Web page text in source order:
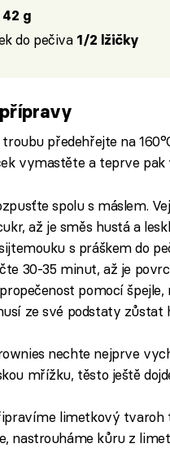
42 g
do pečiva 1/2 lžičky
předehřejte na
vymastěte a teprve
spolu s máslem.
až je směs hustá a
s práškem do
30-35 minut, až je
pomocí
ze své podstaty zůstat
nechte nejprve
mřížku, těsto ještě
limetkový
nastrouháme kůru z